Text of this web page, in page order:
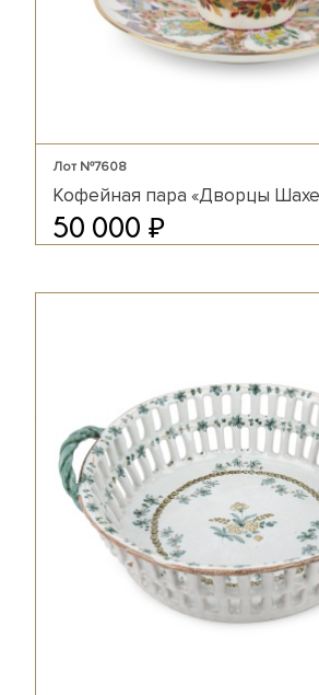
Лот №7608
Кофейная пара «Дворцы
50 000 ₽